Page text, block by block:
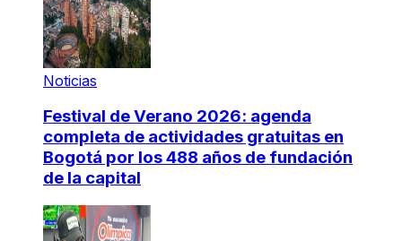
Noticias
Festival de Verano 2026: agenda
completa de actividades gratuitas en
Bogotá por los 488 años de fundación
de la capital